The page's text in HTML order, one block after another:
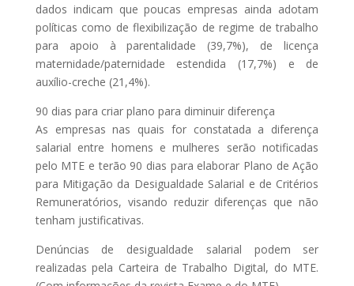
dados indicam que poucas empresas ainda adotam
políticas como de flexibilização de regime de trabalho
para apoio à parentalidade (39,7%), de licença
maternidade/paternidade estendida (17,7%) e de
auxílio-creche (21,4%).
90 dias para criar plano para diminuir diferença
As empresas nas quais for constatada a diferença
salarial entre homens e mulheres serão notificadas
pelo MTE e terão 90 dias para elaborar Plano de Ação
para Mitigação da Desigualdade Salarial e de Critérios
Remuneratórios, visando reduzir diferenças que não
tenham justificativas.
Denúncias de desigualdade salarial podem ser
realizadas pela Carteira de Trabalho Digital, do MTE.